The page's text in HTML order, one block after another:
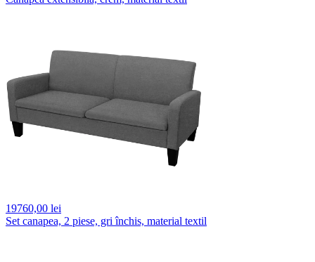
19760,00 lei
Set canapea, 2 piese, gri închis, material textil